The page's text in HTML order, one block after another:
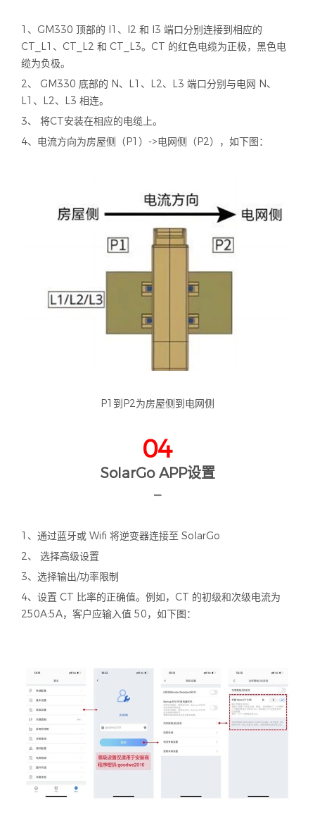
1、GM330 顶部的 I1、I2 和 I3 端口分别连接到相应的
CT_L1、CT_L2 和 CT_L3。CT 的红色电缆为正极，黑色电
缆为负极。
2、 GM330 底部的 N、L1、L2、L3 端口分别与电网 N、
L1、L2、L3 相连。
3、 将CT安装在相应的电缆上。
4、电流方向为房屋侧（P1）->电网侧（P2），如下图：
P1到P2为房屋侧到电网侧
04
SolarGo APP设置
—
1、通过蓝牙或 Wifi 将逆变器连接至 SolarGo
2、 选择高级设置
3、选择输出/功率限制
4、设置 CT 比率的正确值。例如，CT 的初级和次级电流为
250A:5A，客户应输入值 50，如下图：